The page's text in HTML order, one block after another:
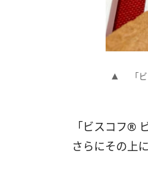
「
「ビスコフ®︎
さらにその上